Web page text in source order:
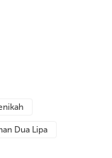
Dua Lipa